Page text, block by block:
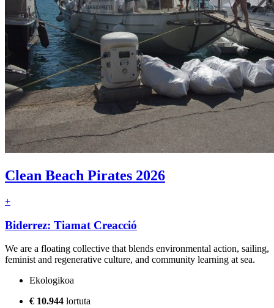
Clean Beach Pirates 2026
+
Biderrez: Tiamat Creacció
We are a floating collective that blends environmental action, sailing,
feminist and regenerative culture, and community learning at sea.
Ekologikoa
€ 10.944 lortuta